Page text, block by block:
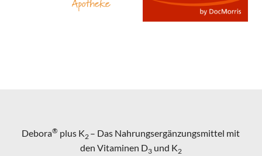
Debora® plus K2 – Das Nahrungsergänzungsmittel mit
den Vitaminen D3und K2